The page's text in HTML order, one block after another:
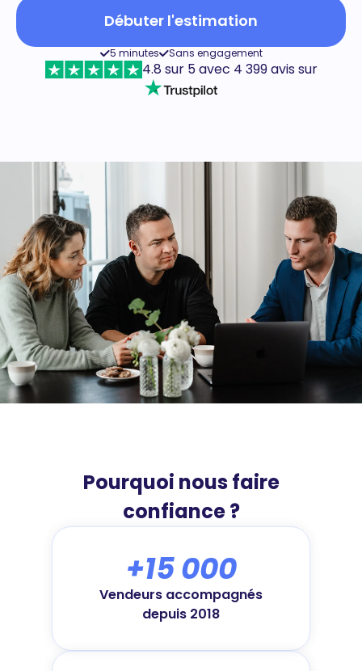
Débuter l'estimation
5 minutes Sans engagement
4.8 sur 5 avec 4 399 avis sur
Pourquoi nous faire
confiance ?
+15 000
Vendeurs accompagnés
depuis 2018